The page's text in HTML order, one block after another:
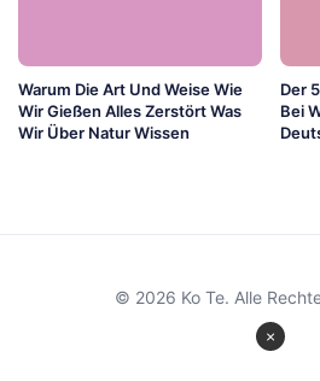
Warum Die Art Und Weise Wie
Wir Gießen Alles Zerstört Was
Wir Über Natur Wissen
Der
Bei
×
© 2026 Ko Te. Alle